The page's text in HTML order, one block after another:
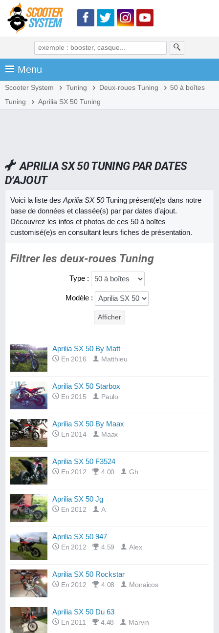
Menu
Scooter System Tuning Deux-roues Tuning
50 à boîtes
Tuning
Aprilia SX 50 Tuning
APRILIA SX 50 TUNING PAR DATES
D'AJOUT
Voici la liste des Aprilia SX 50Tuning présent(e)s dans notre
base de données et classée(s) par par dates d'ajout.
Découvrez les infos et photos de ces 50 à boîtes
customisé(e)s en consultant leurs fiches de présentation.
Filtrer les deux-roues Tuning
Type :
Modèle :
Aprilia SX 50 By Matt
En 2016 Matthieu
Aprilia SX 50 Starbox
En 2015 Paulo
Aprilia SX 50 By Maax
En 2014 Maax
Aprilia SX 50 F3524
En 2012 4.00 Gh
Aprilia SX 50 Jg
En 2012 A
Aprilia SX 50 947
En 2012 4.59 Alex
Aprilia SX 50 Rockstar
En 2012 4.08 Monaicos
Aprilia SX 50 Du 63
En 2011 4.48 Marvin